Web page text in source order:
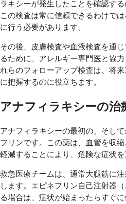
ラキシーが発生したことを確認する
この検査は常に信頼できるわけで
に行う必要があります。
その後、皮膚検査や血液検査を通
るために、アレルギー専門医と協
れらのフォローアップ検査は、将
に把握するのに役立ちます。
アナフィラキシーの治
アナフィラキシーの最初の、そし
フリンです。この薬は、血管を収
軽減することにより、危険な症状を
救急医療チームは、通常大腿筋に
します。エピネフリン自己注射器
る場合は、症状が始まったらすぐ